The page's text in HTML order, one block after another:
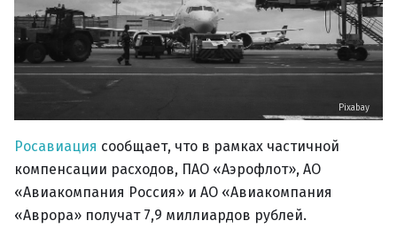
Pixabay
Росавиация сообщает, что в рамках частичной
компенсации расходов, ПАО «Аэрофлот», АО
«Авиакомпания Россия» и АО «Авиакомпания
«Аврора» получат 7,9 миллиардов рублей.